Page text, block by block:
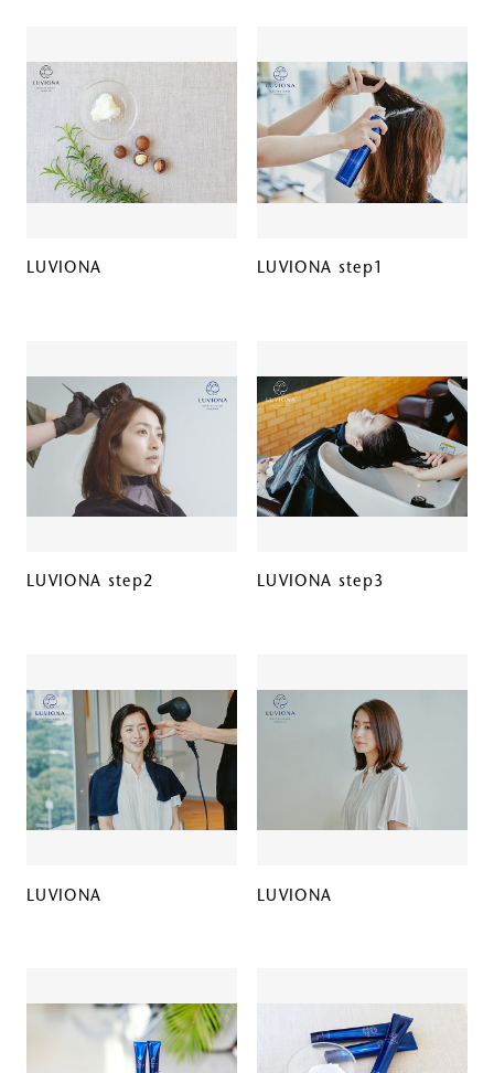
LUVIONA LUVIONA step1
LUVIONA step2 LUVIONA step3
LUVIONA LUVIONA